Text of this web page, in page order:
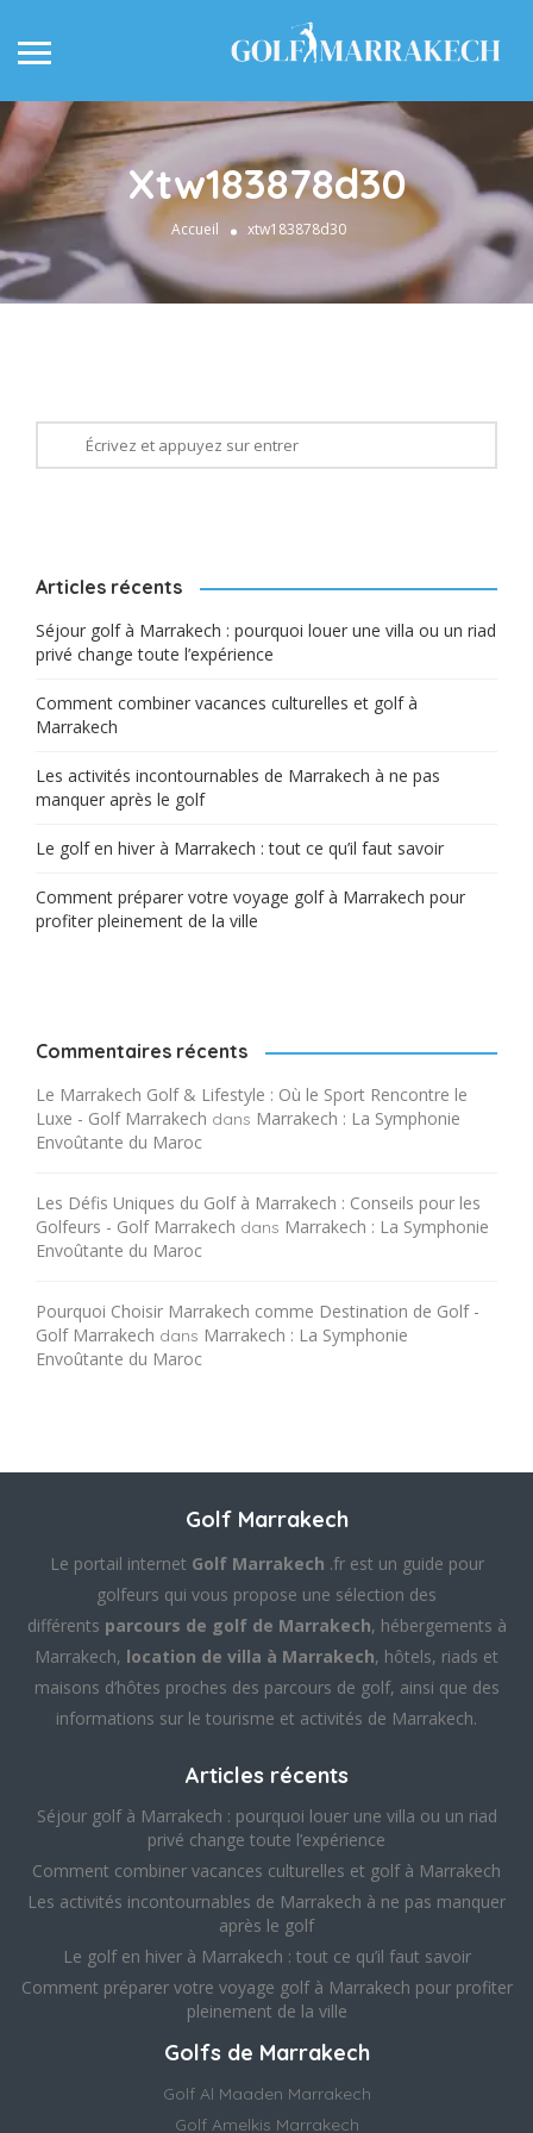
Xtw183878d30
Accueil xtw183878d30
Articles récents
Séjour golf à Marrakech : pourquoi louer une villa ou un riad
privé change toute l’expérience
Comment combiner vacances culturelles et golf à
Marrakech
Les activités incontournables de Marrakech à ne pas
manquer après le golf
Le golf en hiver à Marrakech : tout ce qu’il faut savoir
Comment préparer votre voyage golf à Marrakech pour
profiter pleinement de la ville
Commentaires récents
Le Marrakech Golf & Lifestyle : Où le Sport Rencontre le
Luxe - Golf Marrakech dans Marrakech : La Symphonie
Envoûtante du Maroc
Les Défis Uniques du Golf à Marrakech : Conseils pour les
Golfeurs - Golf Marrakech dans Marrakech : La Symphonie
Envoûtante du Maroc
Pourquoi Choisir Marrakech comme Destination de Golf -
Golf Marrakech dans Marrakech : La Symphonie
Envoûtante du Maroc
Golf Marrakech
Le portail internet Golf Marrakech .fr est un guide pour
golfeurs qui vous propose une sélection des
différents parcours de golf de Marrakech, hébergements à
Marrakech, location de villa à Marrakech, hôtels, riads et
maisons d’hôtes proches des parcours de golf, ainsi que des
informations sur le tourisme et activités de Marrakech.
Articles récents
Séjour golf à Marrakech : pourquoi louer une villa ou un riad
privé change toute l’expérience
Comment combiner vacances culturelles et golf à Marrakech
Les activités incontournables de Marrakech à ne pas manquer
après le golf
Le golf en hiver à Marrakech : tout ce qu’il faut savoir
Comment préparer votre voyage golf à Marrakech pour profiter
pleinement de la ville
Golfs de Marrakech
Golf Al Maaden Marrakech
Golf Amelkis Marrakech